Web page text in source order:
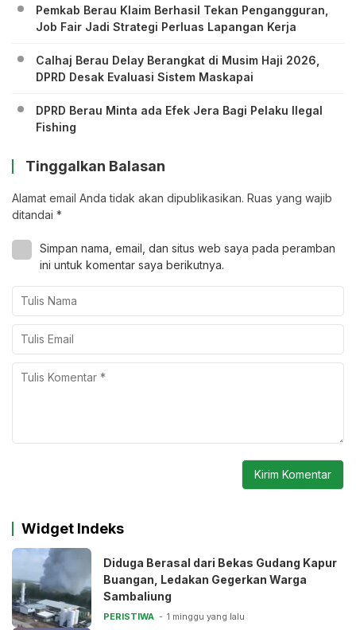
Pemkab Berau Klaim Berhasil Tekan Pengangguran,
Job Fair Jadi Strategi Perluas Lapangan Kerja
Calhaj Berau Delay Berangkat di Musim Haji 2026,
DPRD Desak Evaluasi Sistem Maskapai
DPRD Berau Minta ada Efek Jera Bagi Pelaku Ilegal
Fishing
Tinggalkan Balasan
Alamat email Anda tidak akan dipublikasikan. Ruas yang wajib
ditandai *
Simpan nama, email, dan situs web saya pada peramban
ini untuk komentar saya berikutnya.
Widget Indeks
Diduga Berasal dari Bekas Gudang Kapur
Buangan, Ledakan Gegerkan Warga
Sambaliung
PERISTIWA 1 minggu yang lalu